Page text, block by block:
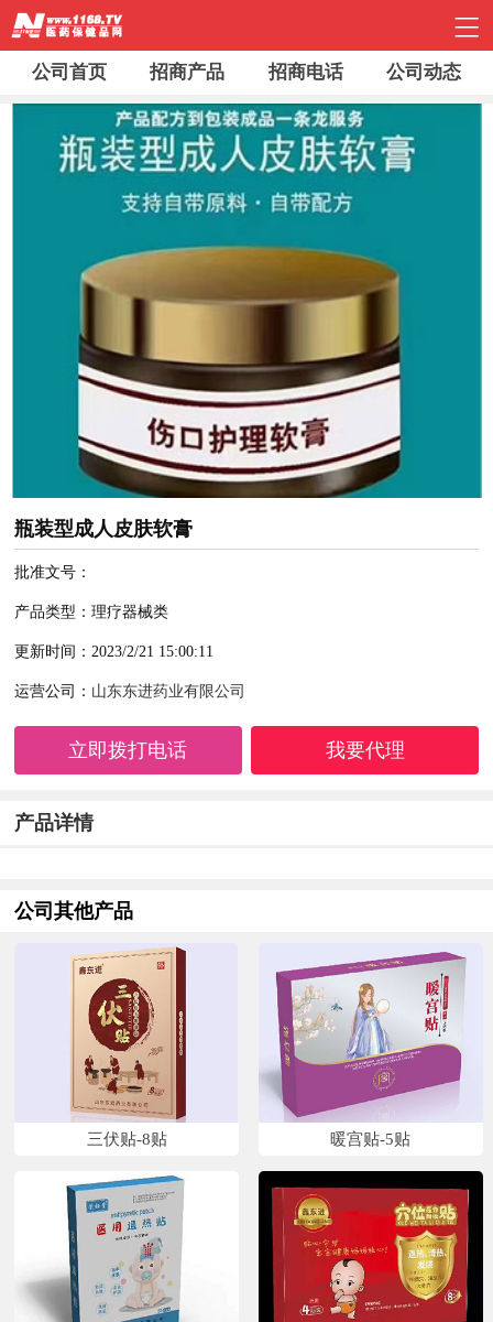
公司首页 招商产品 招商电话 公司动态
瓶装型成人皮肤软膏
批准文号：
产品类型：理疗器械类
更新时间：2023/2/21 15:00:11
运营公司： 山东东进药业有限公司
立即拨打电话 我要代理
产品详情
公司其他产品
三伏贴-8贴 暖宫贴-5贴